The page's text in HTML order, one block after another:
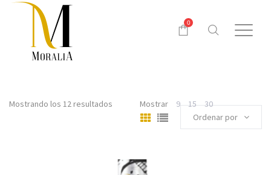
0
Mostrando los 12 resultados Mostrar 9 15
30
Ordenar por